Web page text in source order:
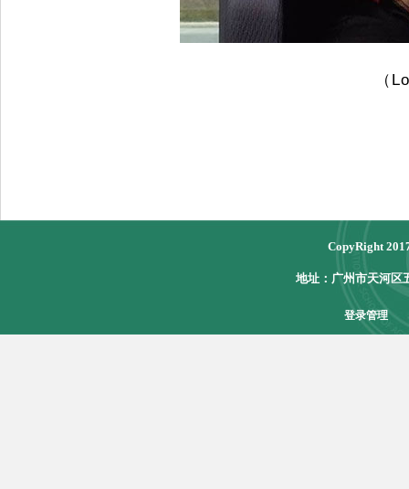
（
CopyRight
地址：广州市天河区
登录管理